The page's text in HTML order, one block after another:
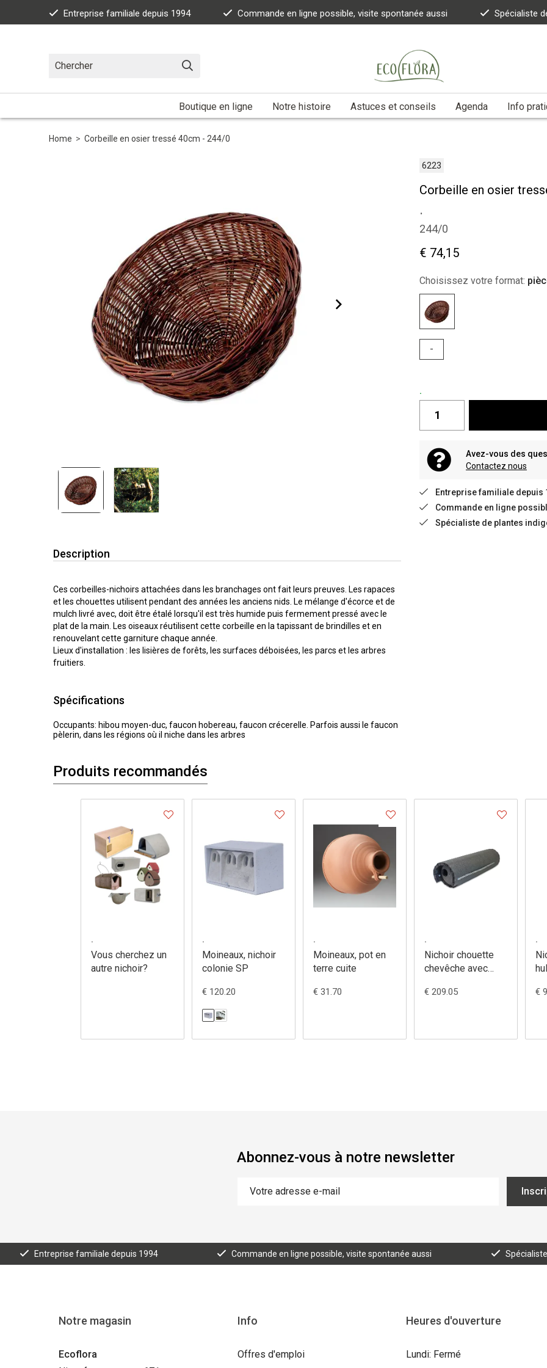
Entreprise familiale depuis 1994 Commande en ligne possible, visite spontanée aussi Spécialiste
Boutique en ligne Notre histoire Astuces et conseils Agenda Info
Home > Corbeille en osier tressé 40cm - 244/0
6223
Corbeille en osier
.
244/0
€ 74,15
Choisissez votre format:
-
.
Avez-vous des
Contactez nous
Entreprise familiale depuis
Commande en ligne
Spécialiste de plantes
Description
Ces corbeilles-nichoirs attachées dans les branchages ont fait leurs preuves. Les rapaces
et les chouettes utilisent pendant des années les anciens nids. Le mélange d'écorce et de
mulch livré avec, doit être étalé lorsqu'il est très humide puis fermement pressé avec le
plat de la main. Les oiseaux réutilisent cette corbeille en la tapissant de brindilles et en
renouvelant cette garniture chaque année.
Lieux d'installation : les lisières de forêts, les surfaces déboisées, les parcs et les arbres
fruitiers.
Spécifications
Occupants: hibou moyen-duc, faucon hobereau, faucon crécerelle. Parfois aussi le faucon
pèlerin, dans les régions où il niche dans les arbres
Produits recommandés
.
Vous cherchez un
autre nichoir?
.
Moineaux, nichoir
colonie SP
€ 120.20
.
Moineaux, pot en
terre cuite
€ 31.70
.
Nichoir chouette
chevêche avec
241/9
€ 209.05
.
€
Abonnez-vous à notre newsletter
Entreprise familiale depuis 1994 Commande en ligne possible, visite spontanée aussi
Notre magasin
Ecoflora
Info
Offres d'emploi
Heures d'ouverture
Lundi: Fermé